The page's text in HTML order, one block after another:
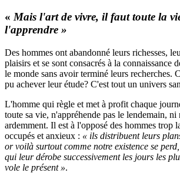
« Mais l'art de vivre, il faut toute la
l'apprendre »
Des hommes ont abandonné leurs richesses,
plaisirs et se sont consacrés à la connaissance
le monde sans avoir terminé leurs recherches.
pu achever leur étude? C'est tout un univers
L'homme qui règle et met à profit chaque
toute sa vie, n'appréhende pas le lendemain, ni
ardemment. Il est à l'opposé des hommes trop
occupés et anxieux : « ils distribuent leurs
or voilà surtout comme notre existence se
qui leur dérobe successivement les jours les
vole le présent ».